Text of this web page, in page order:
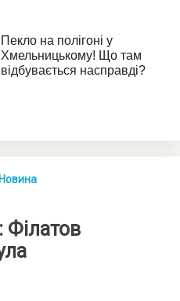
Новина
Філатов